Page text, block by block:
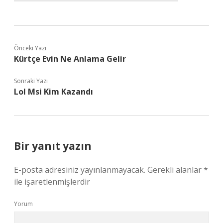
Önceki Yazı
Kürtçe Evin Ne Anlama Gelir
Sonraki Yazı
Lol Msi Kim Kazandı
Bir yanıt yazın
E-posta adresiniz yayınlanmayacak. Gerekli alanlar*
ile işaretlenmişlerdir
Yorum